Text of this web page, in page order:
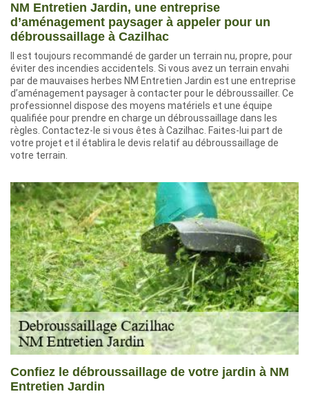
NM Entretien Jardin, une entreprise
d’aménagement paysager à appeler pour un
débroussaillage à Cazilhac
Il est toujours recommandé de garder un terrain nu, propre, pour
éviter des incendies accidentels. Si vous avez un terrain envahi
par de mauvaises herbes NM Entretien Jardin est une entreprise
d’aménagement paysager à contacter pour le débroussailler. Ce
professionnel dispose des moyens matériels et une équipe
qualifiée pour prendre en charge un débroussaillage dans les
règles. Contactez-le si vous êtes à Cazilhac. Faites-lui part de
votre projet et il établira le devis relatif au débroussaillage de
votre terrain.
Confiez le débroussaillage de votre jardin à NM
Entretien Jardin